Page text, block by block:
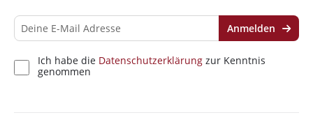
Ich habe die Datenschutzerklärung zur Kenntnis
genommen
Anmelden